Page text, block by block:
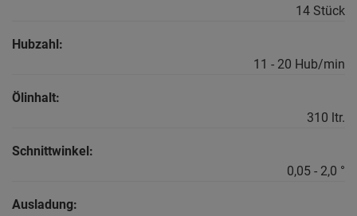
14 Stück
Hubzahl:
11 - 20 Hub/min
Ölinhalt:
310 ltr.
Schnittwinkel:
0,05 - 2,0 °
Ausladung: